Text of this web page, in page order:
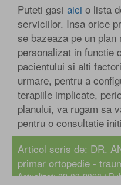
Puteti gasi aici o lista
serviciilor. Insa orice
se bazeaza pe un
personalizat in functie
pacientului si alti
urmare, pentru a
terapiile implicate,
planului, va rugam sa
pentru o consultatie
Articol scris de: DR.
primar ortopedie -
Actualizat: 02-03-2026 /